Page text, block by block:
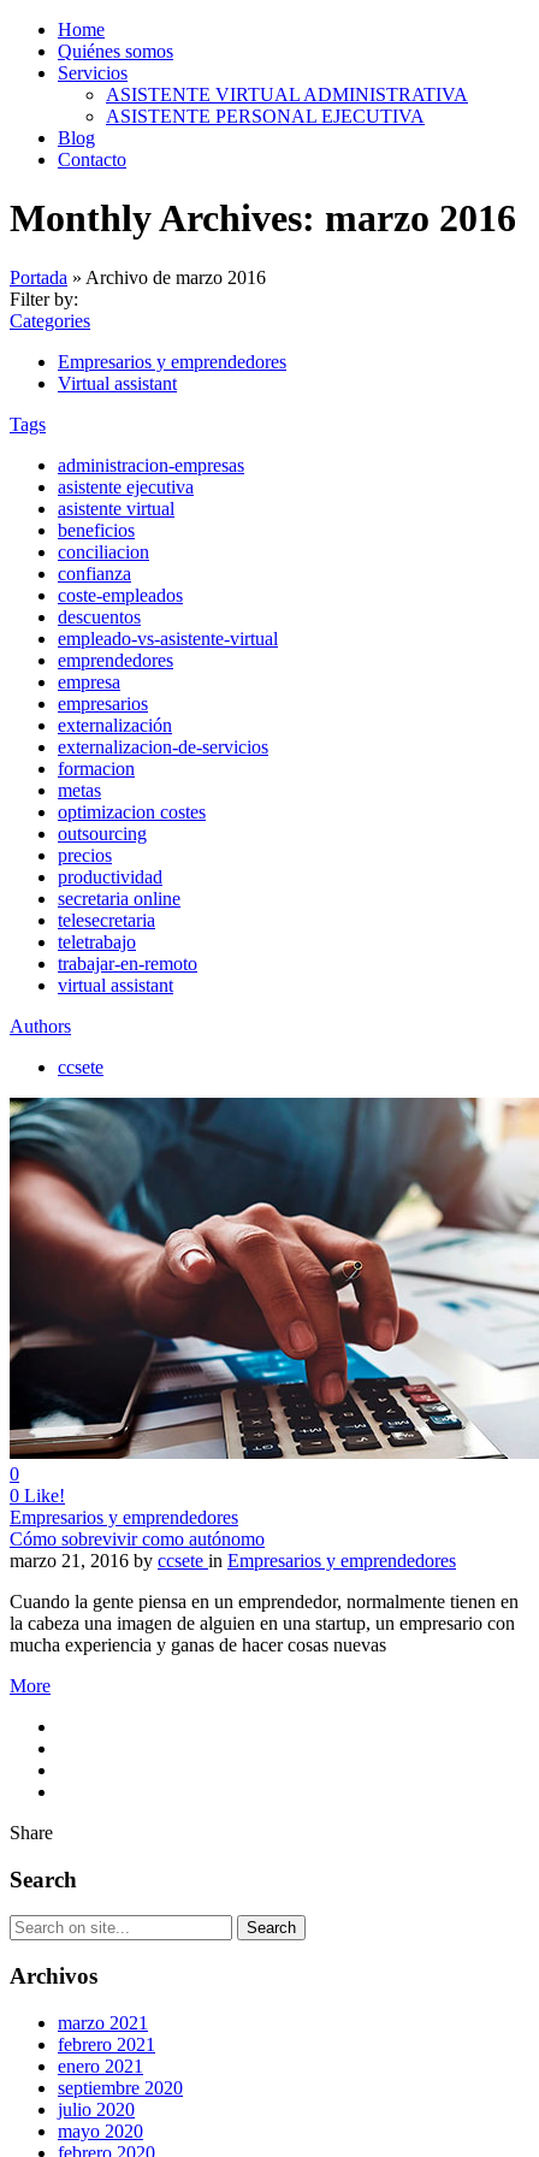
Home
Quiénes somos
Servicios
ASISTENTE VIRTUAL ADMINISTRATIVA
ASISTENTE PERSONAL EJECUTIVA
Blog
Contacto
Monthly Archives: marzo 2016
Portada » Archivo de marzo 2016
Filter by:
Categories
Empresarios y emprendedores
Virtual assistant
Tags
administracion-empresas
asistente ejecutiva
asistente virtual
beneficios
conciliacion
confianza
coste-empleados
descuentos
empleado-vs-asistente-virtual
emprendedores
empresa
empresarios
externalización
externalizacion-de-servicios
formacion
metas
optimizacion costes
outsourcing
precios
productividad
secretaria online
telesecretaria
teletrabajo
trabajar-en-remoto
virtual assistant
Authors
ccsete
0
0 Like!
Empresarios y emprendedores
Cómo sobrevivir como autónomo
marzo 21, 2016 by ccsete in Empresarios y emprendedores
Cuando la gente piensa en un emprendedor, normalmente tienen en
la cabeza una imagen de alguien en una startup, un empresario con
mucha experiencia y ganas de hacer cosas nuevas
More
Share
Search
Archivos
marzo 2021
febrero 2021
enero 2021
septiembre 2020
julio 2020
mayo 2020
febrero 2020